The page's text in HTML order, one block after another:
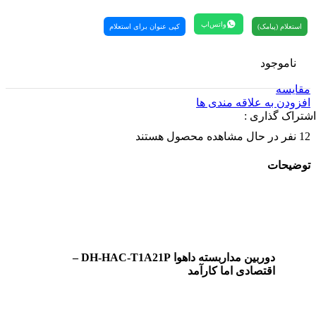
استعلام (پیامک) واتس‌اپ کپی عنوان برای استعلام
ناموجود
مقایسه
افزودن به علاقه مندی ها
اشتراک گذاری :
12 نفر در حال مشاهده محصول هستند
توضیحات
دوربین مداربسته داهوا DH-HAC-T1A21P –
اقتصادی اما کارآمد